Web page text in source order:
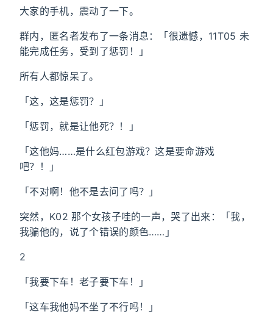
大家的手机，震动了一下。
群内，匿名者发布了一条消息：「很遗憾，11T05 未
能完成任务，受到了惩罚！」
所有人都惊呆了。
「这，这是惩罚？」
「惩罚，就是让他死？！」
「这他妈……是什么红包游戏？这是要命游戏
吧？！」
「不对啊！他不是去问了吗？」
突然，K02 那个女孩子哇的一声，哭了出来：「我，
我骗他的，说了个错误的颜色……」
2
「我要下车！老子要下车！」
「这车我他妈不坐了不行吗！」